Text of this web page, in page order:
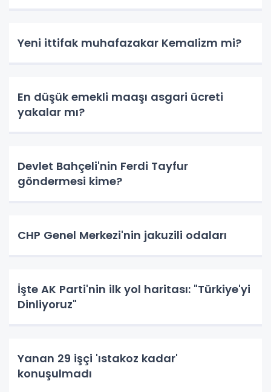
Yeni ittifak muhafazakar Kemalizm mi?
En düşük emekli maaşı asgari ücreti
yakalar mı?
Devlet Bahçeli'nin Ferdi Tayfur
göndermesi kime?
CHP Genel Merkezi'nin jakuzili odaları
İşte AK Parti'nin ilk yol haritası: "Türkiye'yi
Dinliyoruz"
Yanan 29 işçi 'ıstakoz kadar'
konuşulmadı